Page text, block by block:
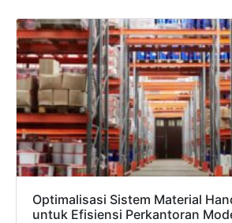
Optimalisasi Sistem Material
untuk Efisiensi Perkantoran